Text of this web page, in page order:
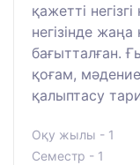
қажетті
негізінде
бағытталған.
қоғам,
қалыптасу
Оқу жылы - 1
Семестр - 1